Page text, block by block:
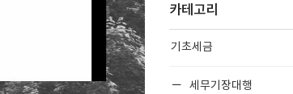
카테고리
기초세금
세무기장대행